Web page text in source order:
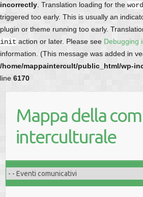
incorrectly . Translation loading for the
triggered too early. This is usually an
plugin or theme running too early.
init action or later. Please see Debugging
information. (This message was added in
/home/mappaintercult/public_html/wp-
line 6170
Mappa della
interculturale